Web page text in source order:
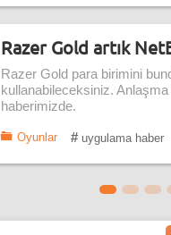
Razer Gold artık
Razer Gold para birimini
kullanabileceksiniz.
haberimizde.
Oyunlar # uygulama haber